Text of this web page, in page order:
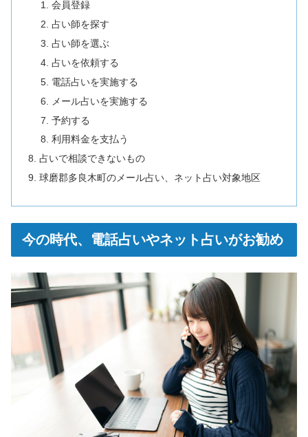
会員登録
占い師を探す
占い師を選ぶ
占いを依頼する
電話占いを実施する
メール占いを実施する
予約する
利用料金を支払う
占いで相談できないもの
球磨郡多良木町のメール占い、ネット占い対象地区
今の時代、電話占いやネット占いがお勧め